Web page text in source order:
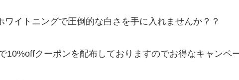
ワイトニングで圧倒的な白さを手に入れませんか？？
10%offクーポンを配布しておりますのでお得なキャンペ